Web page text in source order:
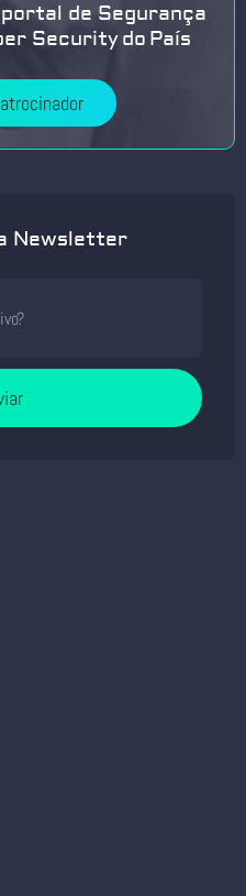
de Segurança
Security do País
Newsletter